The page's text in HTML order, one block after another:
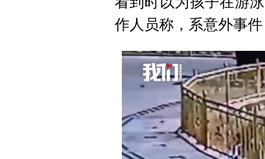
作人员称，系意外事